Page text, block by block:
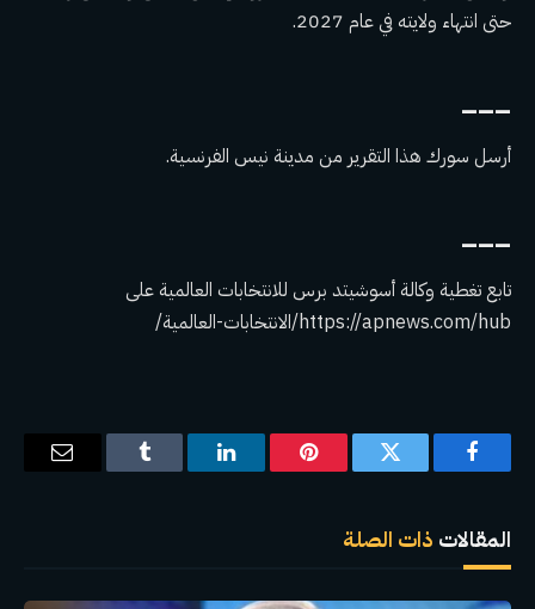
حتى انتهاء ولايته في عام 2027.
أرسل سورك هذا التقرير من مدينة نيس الفرنسية.
تابع تغطية وكالة أسوشيتد برس للانتخابات العالمية على
https://apnews.com/hub/الانتخابات-العالمية/
فيسبوك تويتر بينتيريستلينكدإن Tumblr
البريد
المقالات ذات الصلة